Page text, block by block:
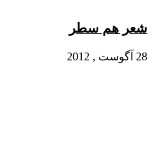
شعر هم سطر
28 آگوست , 2012